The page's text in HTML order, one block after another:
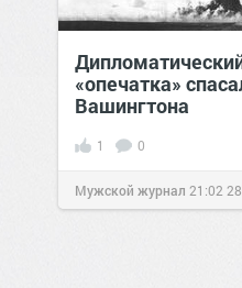
«опечатка»
Вашингтона
1 0
Мужской журнал 21:02